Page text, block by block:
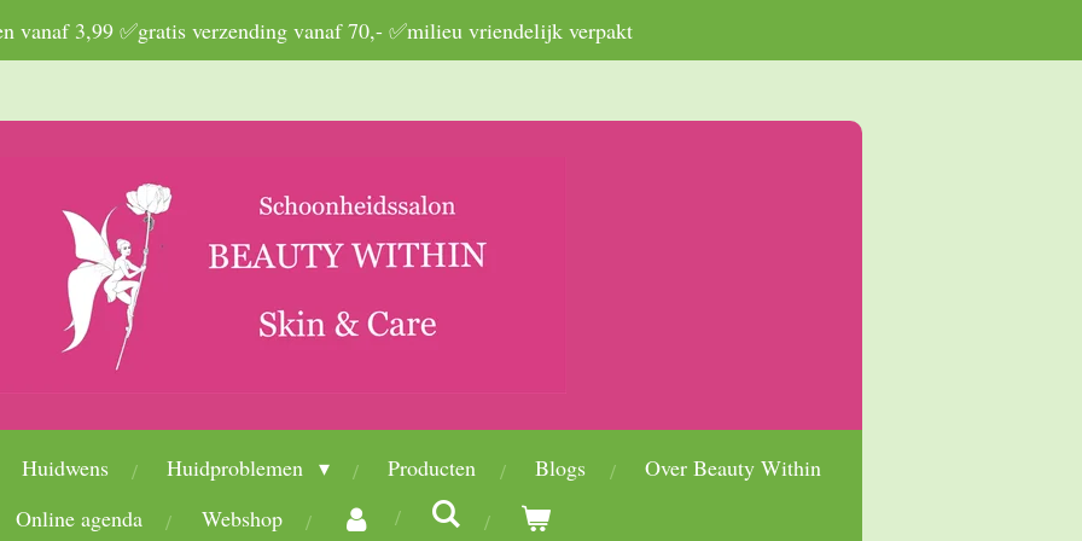
vanaf 3,99 ✅gratis verzending vanaf 70,- ✅milieu vriendelijk verpakt
Huidwens Huidproblemen Producten Blogs
Over Beauty Within
Online agenda
Webshop